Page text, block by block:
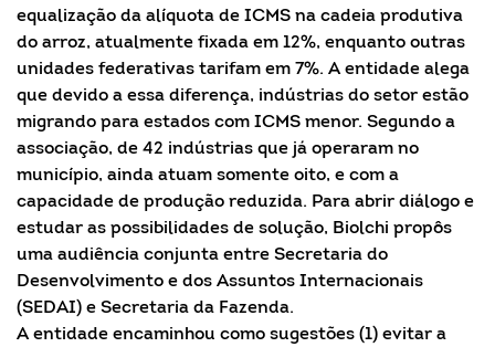
equalização da alíquota de ICMS na cadeia produtiva
do arroz, atualmente fixada em 12%, enquanto outras
unidades federativas tarifam em 7%. A entidade alega
que devido a essa diferença, indústrias do setor estão
migrando para estados com ICMS menor. Segundo a
associação, de 42 indústrias que já operaram no
município, ainda atuam somente oito, e com a
capacidade de produção reduzida. Para abrir diálogo e
estudar as possibilidades de solução, Biolchi propôs
uma audiência conjunta entre Secretaria do
Desenvolvimento e dos Assuntos Internacionais
(SEDAI) e Secretaria da Fazenda.
A entidade encaminhou como sugestões (1) evitar a